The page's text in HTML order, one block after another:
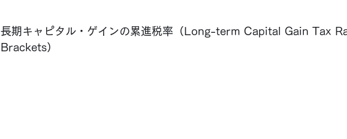
長期キャピタル・ゲインの累進税率（Long-term Capital Gain Tax
Brackets）